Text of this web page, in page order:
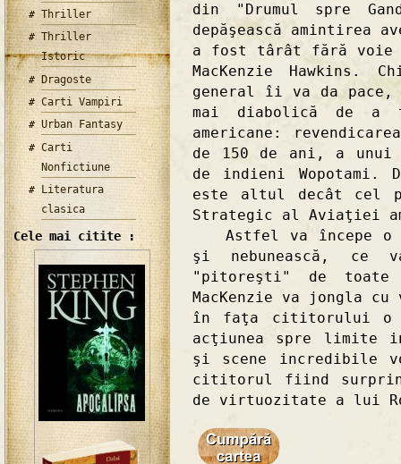
Thriller
Thriller
Istoric
Dragoste
Carti Vampiri
Urban Fantasy
Carti
Nonfictiune
Literatura
clasica
Cele mai citite :
din "Drumul spre
depăşească amintirea
a fost târât fără voie
MacKenzie Hawkins.
general îi va da pace,
mai diabolică de a
americane:
de 150 de ani, a
de indieni
este altul decât cel
Strategic al Aviaţiei
Astfel va începe o
şi nebunească, ce
"pitoreşti" de toate
MacKenzie va jongla
în faţa cititorului o
acţiunea spre limite
şi scene incredibile
cititorul fiind
de virtuozitate a lui